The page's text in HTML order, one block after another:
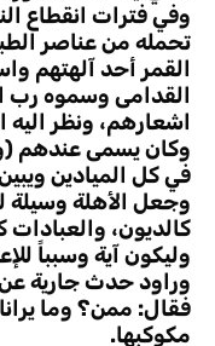
وفي فترات انقطاع
تحمله من عناصر
القمر أحد آلهتهم
القدامى وسموه رب
اشعارهم، ونظر اليه
وكان يسمى عندهم
في كل الميادين
وجعل الأهلة وسيلة
كالديون،
وليكون آية وسبباً
وراود حدث جارية
فقال: ممن؟ وما
مكوكبها.